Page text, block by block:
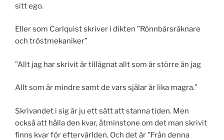
sitt ego.
Eller som Carlquist skriver i dikten ”Rönnbärsräknare
och tröstmekaniker”
”Allt jag har skrivit är tillägnat allt som är större än jag
Allt som är mindre samt de vars själar är lika magra.”
Skrivandet i sig är ju ett sätt att stanna tiden. Men
också att hålla den kvar, åtminstone om det man skrivit
finns kvar för eftervärlden. Och det är ”Från denna